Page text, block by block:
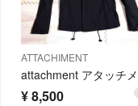
ATTACHIMENT
¥8,500